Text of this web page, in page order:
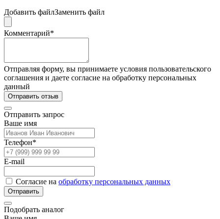
Добавить файлЗаменить файл
Комментарий*
Отправляя форму, вы принимаете условия пользовательского
соглашения и даете согласие на обработку персональных
данный
Отправить отзыв
Отправить запрос
Ваше имя
Телефон*
E-mail
Согласие на обработку персональных данных
Отправить
Подобрать аналог